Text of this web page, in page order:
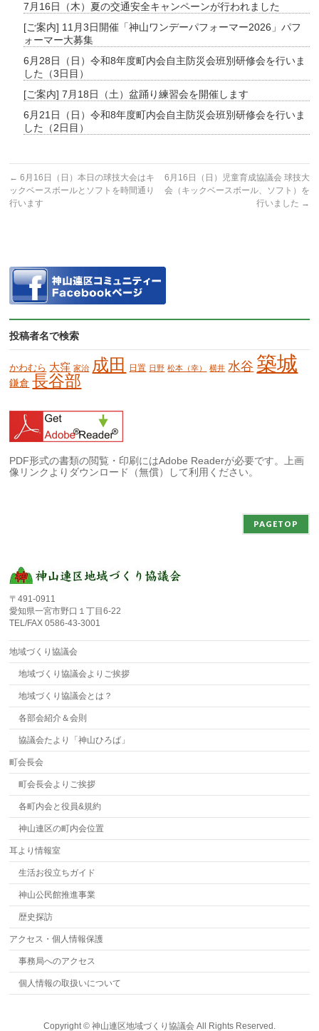
7月16日（木）夏の交通安全キャンペーンが行われました
[ご案内] 11月3日開催「神山ワンデーパフォーマー2026」パフ
ォーマー大募集
6月28日（日）令和8年度町内会自主防災会班別研修会を行いま
した（3日目）
[ご案内] 7月18日（土）盆踊り練習会を開催します
6月21日（日）令和8年度町内会自主防災会班別研修会を行いま
した（2日目）
← 6月16日（日）本日の球技大会はキ
ックベースボールとソフトを時間通り
行います
6月16日（日）児童育成協議会 球技大
会（キックベースボール、ソフト）を
行いました →
投稿者名で検索
かわむら 大窪 家治 成田 日置 日野 松本（幸） 横井 水谷 築城
鎌倉 長谷部
PDF形式の書類の閲覧・印刷にはAdobe Readerが必要です。上画
像リンクよりダウンロード（無償）して利用ください。
PAGETOP
〒491-0911
愛知県一宮市野口１丁目6-22
TEL/FAX 0586-43-3001
地域づくり協議会
地域づくり協議会よりご挨拶
地域づくり協議会とは？
各部会紹介＆会則
協議会たより「神山ひろば」
町会長会
町会長会よりご挨拶
各町内会と役員&規約
神山連区の町内会位置
耳より情報室
生活お役立ちガイド
神山公民館推進事業
歴史探訪
アクセス・個人情報保護
事務局へのアクセス
個人情報の取扱いについて
Copyright © 神山連区地域づくり協議会All Rights Reserved.